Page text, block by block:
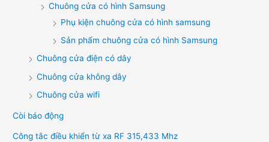
Chuông cửa có hình Samsung
Phụ kiện chuông cửa có hình samsung
Sản phẩm chuông cửa có hình Samsung
Chuông cửa điện có dây
Chuông cửa không dây
Chuông cửa wifi
Còi báo động
Công tắc điều khiển từ xa RF 315,433 Mhz